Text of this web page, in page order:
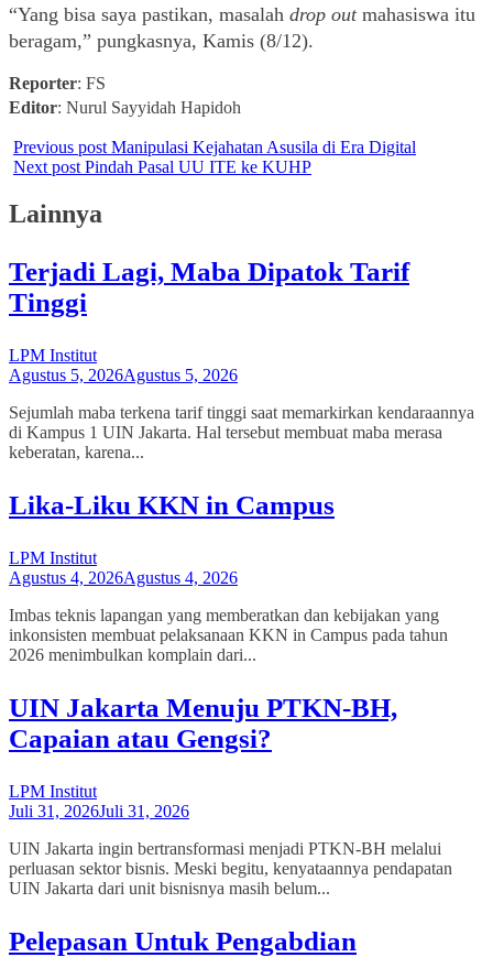
“Yang bisa saya pastikan, masalah drop out mahasiswa itu
beragam,” pungkasnya, Kamis (8/12).
Reporter: FS
Editor: Nurul Sayyidah Hapidoh
Previous post Manipulasi Kejahatan Asusila di Era Digital
Next post Pindah Pasal UU ITE ke KUHP
Lainnya
Terjadi Lagi, Maba Dipatok Tarif
Tinggi
LPM Institut
Agustus 5, 2026Agustus 5, 2026
Sejumlah maba terkena tarif tinggi saat memarkirkan kendaraannya
di Kampus 1 UIN Jakarta. Hal tersebut membuat maba merasa
keberatan, karena...
Lika-Liku KKN in Campus
LPM Institut
Agustus 4, 2026Agustus 4, 2026
Imbas teknis lapangan yang memberatkan dan kebijakan yang
inkonsisten membuat pelaksanaan KKN in Campus pada tahun
2026 menimbulkan komplain dari...
UIN Jakarta Menuju PTKN-BH,
Capaian atau Gengsi?
LPM Institut
Juli 31, 2026Juli 31, 2026
UIN Jakarta ingin bertransformasi menjadi PTKN-BH melalui
perluasan sektor bisnis. Meski begitu, kenyataannya pendapatan
UIN Jakarta dari unit bisnisnya masih belum...
Pelepasan Untuk Pengabdian